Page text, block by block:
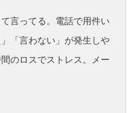
言ってる。電話で用件い
「言わない」が発生しや
のロスでストレス。メー